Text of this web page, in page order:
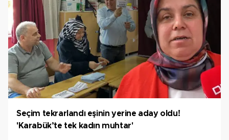
Seçim tekrarlandı eşinin yerine aday oldu!
'Karabük’te tek kadın muhtar'